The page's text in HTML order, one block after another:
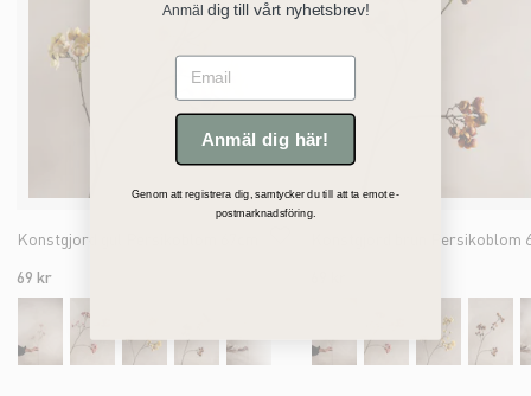
Konstgjord gul Persikoblom 67cm
69 kr
Anmäl dig till vårt nyhetsbrev!
Email
Anmäl dig här!
Genom att registrera dig, samtycker du till att ta emot e-
postmarknadsföring.